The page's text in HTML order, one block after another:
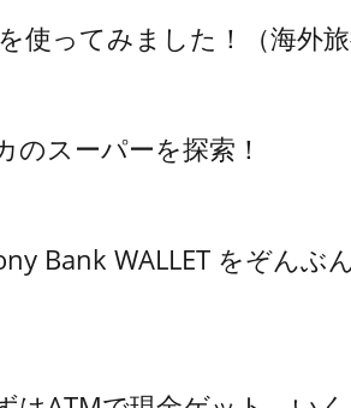
ってみました！（海外旅
のスーパーを探索！
Bank WALLET をぞんぶ